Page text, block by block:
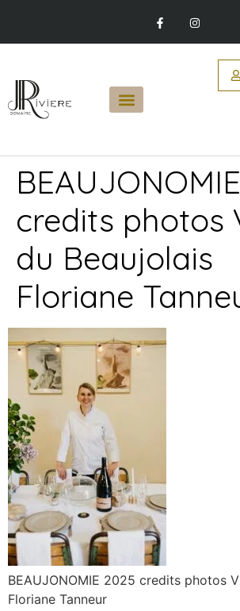
credits photos
du Beaujolais
Floriane
BEAUJONOMIE 2025 credits photos
Floriane Tanneur